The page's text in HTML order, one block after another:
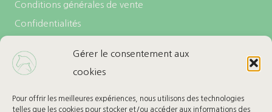
Gérer le consentement aux
cookies
Pour offrir les meilleures expériences, nous utilisons des technologies
telles que les cookies pour stocker et/ou accéder aux informations des
Conditions générales de vente
Confidentialités
LES + DE L’ECURIE
Carte cadeau